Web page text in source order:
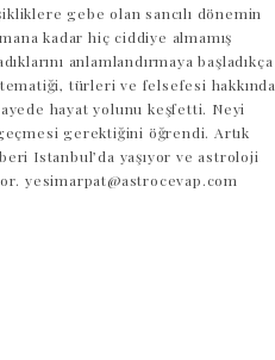
gebe olan sancılı dönemin
kadar hiç ciddiye almamış
anlamlandırmaya başladıkça
türleri ve felsefesi hakkında
hayat yolunu keşfetti. Neyi
gerektiğini öğrendi. Artık
Istanbul’da yaşıyor ve astroloji
yesimarpat@astrocevap.com